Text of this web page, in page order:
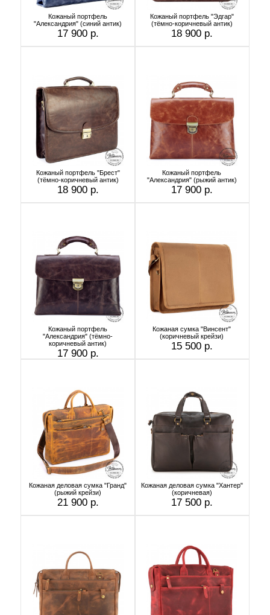
Кожаный портфель
"Александрия" (синий антик)
17 900 р.
Кожаный портфель "Эдгар"
(тёмно-коричневый антик)
18 900 р.
Кожаный портфель "Брест"
(тёмно-коричневый антик)
18 900 р.
Кожаный портфель
"Александрия" (рыжий антик)
17 900 р.
Кожаный портфель
"Александрия" (тёмно-
коричневый антик)
17 900 р.
Кожаная сумка "Винсент"
(коричневый крейзи)
15 500 р.
Кожаная деловая сумка "Гранд"
(рыжий крейзи)
21 900 р.
Кожаная деловая сумка "Хантер"
(коричневая)
17 500 р.